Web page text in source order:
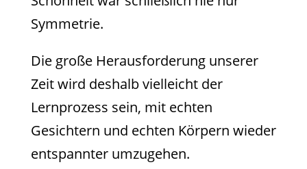
Symmetrie.
Die große Herausforderung unserer
Zeit wird deshalb vielleicht der
Lernprozess sein, mit echten
Gesichtern und echten Körpern wieder
entspannter umzugehen.